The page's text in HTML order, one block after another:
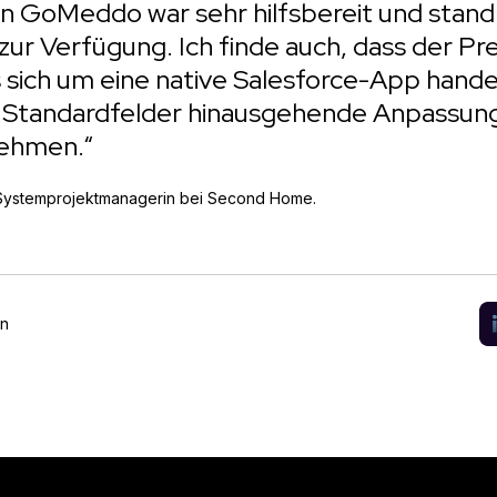
GoMeddo war sehr hilfsbereit und
Verfügung. Ich finde auch, dass der
um eine native Salesforce-App
hinausgehende
bei Second Home.